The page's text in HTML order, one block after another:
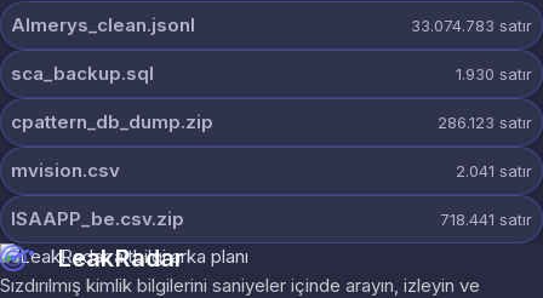
Almerys_clean.jsonl 33.074.783 satır
sca_backup.sql 1.930 satır
cpattern_db_dump.zip 286.123 satır
mvision.csv 2.041 satır
ISAAPP_be.csv.zip 718.441 satır
LeakRadar
Sızdırılmış kimlik bilgilerini saniyeler içinde arayın, izleyin ve